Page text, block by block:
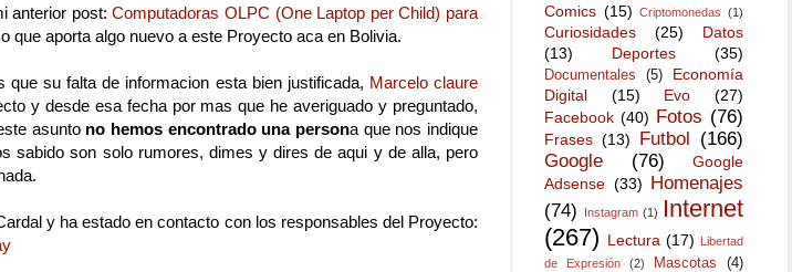
anterior post:Computadoras OLPC (One Laptop per Child) para
que aporta algo nuevo a este Proyecto aca en Bolivia.
su falta de informacion esta bien justificada, Marcelo claure
y desde esa fecha por mas que he averiguado y preguntado,
asunto no hemos encontrado una persona que nos indique
sabido son solo rumores, dimes y dires de aqui y de alla, pero
y ha estado en contacto con los responsables del Proyecto:
Comics (15) Criptomonedas (1)
Curiosidades (25)
Datos
(13)
Deportes (35)
Documentales (5)
Economía
Digital
(15) Evo
(27)
Facebook (40) Fotos (76)
Frases (13) Futbol (166)
Google
(76)
Google
Adsense (33) Homenajes
(74)
Instagram (1) Internet
(267) Lectura (17) Libertad
de Expresión
(2) Mascotas (4)